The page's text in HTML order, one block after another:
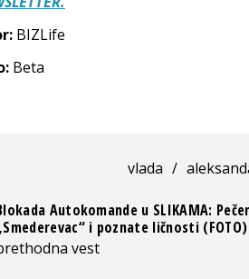
BIZLife
Beta
vlada /
Autokomande u SLIKAMA:
i poznate ličnosti (FOTO)
vest